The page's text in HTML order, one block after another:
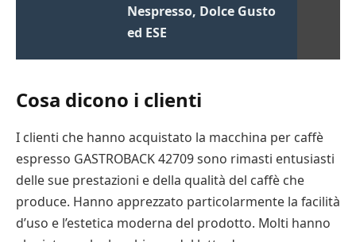
Nespresso, Dolce Gusto
ed ESE
Cosa dicono i clienti
I clienti che hanno acquistato la macchina per caffè
espresso GASTROBACK 42709 sono rimasti entusiasti
delle sue prestazioni e della qualità del caffè che
produce. Hanno apprezzato particolarmente la facilità
d’uso e l’estetica moderna del prodotto. Molti hanno